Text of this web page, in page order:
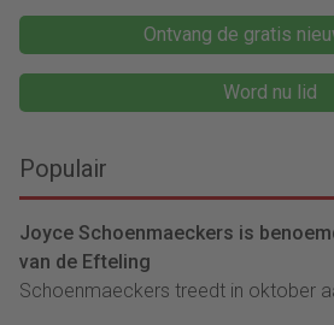
Ontvang de gratis
Word nu lid
Populair
Joyce Schoenmaeckers is
van de Efteling
Schoenmaeckers treedt in oktober